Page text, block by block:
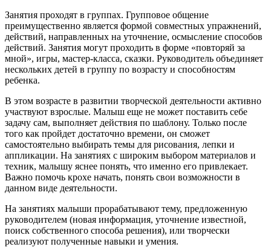
Занятия проходят в группах. Групповое общение
преимущественно является формой совместных упражнений,
действий, направленных на уточнение, осмысление способов
действий. Занятия могут проходить в форме «повторяй за
мной», игры, мастер-класса, сказки. Руководитель объединяет
нескольких детей в группу по возрасту и способностям
ребенка.
В этом возрасте в развитии творческой деятельности активно
участвуют взрослые. Малыш еще не может поставить себе
задачу сам, выполняет действия по шаблону. Только после
того как пройдет достаточно времени, он сможет
самостоятельно выбирать темы для рисования, лепки и
аппликации. На занятиях с широким выбором материалов и
техник, малышу яснее понять, что именно его привлекает.
Важно помочь крохе начать, понять свои возможности в
данном виде деятельности.
На занятиях малыши прорабатывают тему, предложенную
руководителем (новая информация, уточнение известной,
поиск собственного способа решения), или творчески
реализуют полученные навыки и умения.